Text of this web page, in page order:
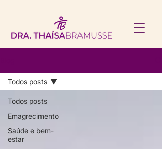
Todos posts
Emagrecimento
Saúde e bem-
estar
Todos posts